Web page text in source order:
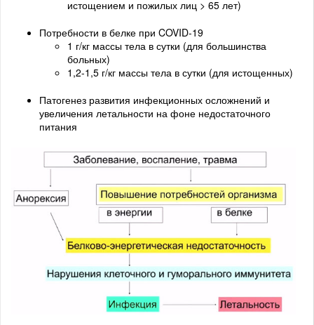
истощением и пожилых лиц > 65 лет)
Потребности в белке при COVID-19
1 г/кг массы тела в сутки (для большинства
больных)
1,2-1,5 г/кг массы тела в сутки (для истощенных)
Патогенез развития инфекционных осложнений и
увеличения летальности на фоне недостаточного
питания